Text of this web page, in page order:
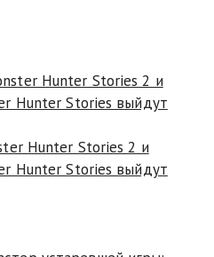
Hunter Stories 2 и
Hunter Stories выйдут